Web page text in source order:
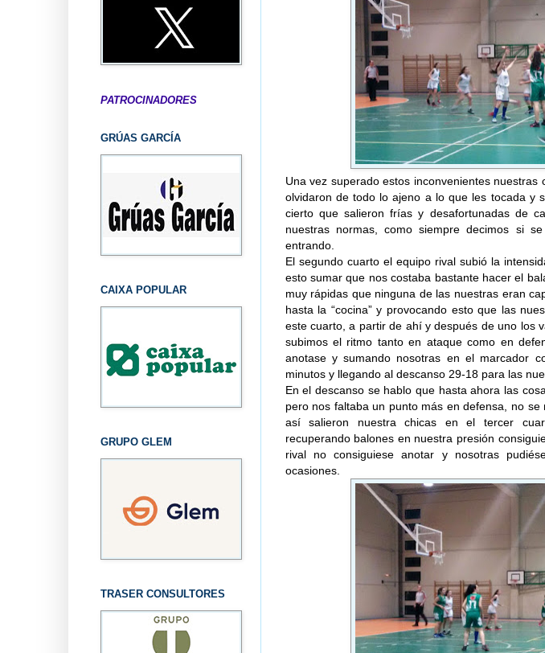
Una vez superado estos inconvenientes nuestras
olvidaron de todo lo ajeno a lo que les tocada y
cierto que salieron frías y desafortunadas de
nuestras normas, como siempre decimos si
entrando.
El segundo cuarto el equipo rival subió la
esto sumar que nos costaba bastante hacer el
muy rápidas que ninguna de las nuestras eran
hasta la “cocina” y provocando esto que las
este cuarto, a partir de ahí y después de uno los
subimos el ritmo tanto en ataque como en
anotase y sumando nosotras en el marcador
minutos y llegando al descanso 29-18 para las
En el descanso se hablo que hasta ahora las
pero nos faltaba un punto más en defensa, no
así salieron nuestra chicas en el tercer
recuperando balones en nuestra presión
rival no consiguiese anotar y nosotras
ocasiones.
PATROCINADORES
GRÚAS GARCÍA
CAIXA POPULAR
GRUPO GLEM
TRASER CONSULTORES